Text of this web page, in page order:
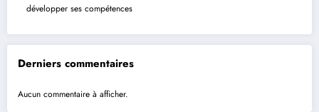
développer ses compétences
Derniers commentaires
Aucun commentaire à afficher.